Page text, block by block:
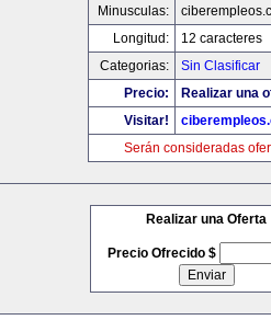
Minusculas:
Longitud:
12 caracteres
Categorias:
Sin Clasificar
Precio:
Realizar una
Visitar!
Serán consideradas
Realizar una Oferta
Precio Ofrecido $